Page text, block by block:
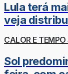
Lula terá
veja
CALOR E TEMPO
Sol